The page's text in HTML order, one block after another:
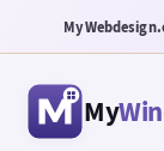
My